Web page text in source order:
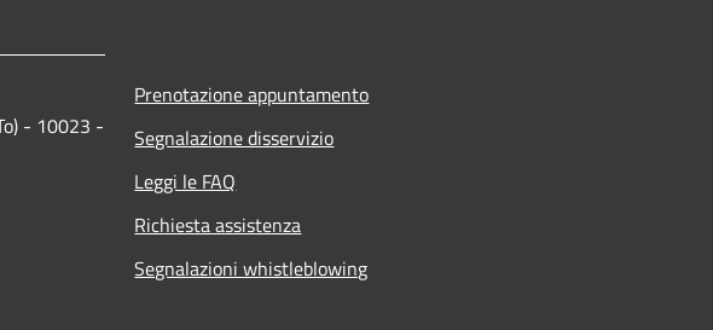
- 10023 -
Prenotazione appuntamento
Segnalazione disservizio
Leggi le FAQ
Richiesta assistenza
Segnalazioni whistleblowing